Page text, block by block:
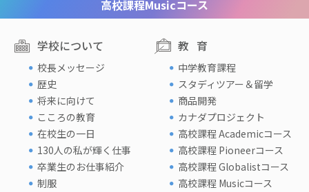
高校課程Musicコース
学校について
校長メッセージ
歴史
将来に向けて
こころの教育
在校生の一日
130人の私が輝く仕事
卒業生のお仕事紹介
制服
教育
中学教育課程
スタディツアー＆留学
商品開発
カナダプロジェクト
高校課程 Academicコース
高校課程 Pioneerコース
高校課程 Globalistコース
高校課程 Musicコース